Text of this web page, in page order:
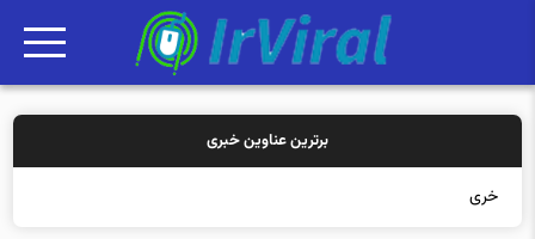
برترین عناوین خبری
خرید بیمه: سنتی یا